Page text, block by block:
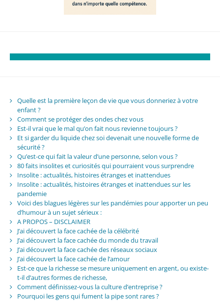
Quelle est la première leçon de vie que vous donneriez à votre
enfant ?
Comment se protéger des ondes chez vous
Est-il vrai que le mal qu’on fait nous revienne toujours ?
Et si garder du liquide chez soi devenait une nouvelle forme de
sécurité ?
Qu’est-ce qui fait la valeur d’une personne, selon vous ?
80 faits insolites et curiosités qui pourraient vous surprendre
Insolite : actualités, histoires étranges et inattendues
Insolite : actualités, histoires étranges et inattendues sur les
pandemie
Voici des blagues légères sur les pandémies pour apporter un peu
d’humour à un sujet sérieux :
A PROPOS – DISCLAIMER
J’ai découvert la face cachée de la célébrité
J’ai découvert la face cachée du monde du travail
J’ai découvert la face cachée des réseaux sociaux
J’ai découvert la face cachée de l’amour
Est-ce que la richesse se mesure uniquement en argent, ou existe-
t-il d’autres formes de richesse,
Comment définissez-vous la culture d’entreprise ?
Pourquoi les gens qui fument la pipe sont rares ?